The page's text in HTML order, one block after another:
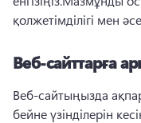
қолжетімділігі мен
Веб-сайттарға
Веб-сайтыңызда
бейне үзінділерін